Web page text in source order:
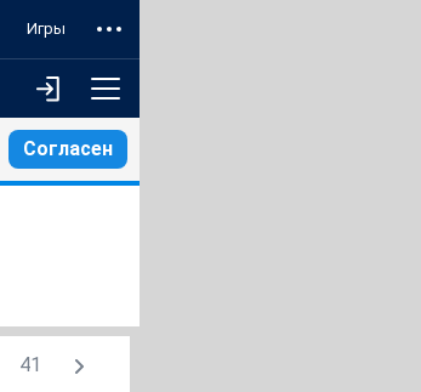
Игры
Согласен
41